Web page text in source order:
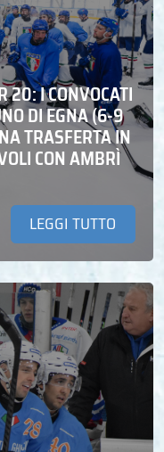
20: I CONVOCATI
DI EGNA (6-9
TRASFERTA IN
CON AMBRÌ
LEGGI TUTTO